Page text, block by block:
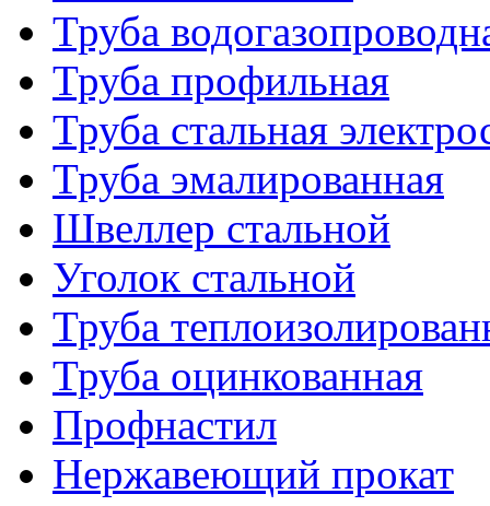
Труба
Труба профильная
Труба стальная
Труба эмалированная
Швеллер стальной
Уголок стальной
Труба
Труба оцинкованная
Профнастил
Нержавеющий прокат